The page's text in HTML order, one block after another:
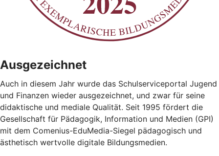
Ausgezeichnet
Auch in diesem Jahr wurde das Schulserviceportal Jugend
und Finanzen wieder ausgezeichnet, und zwar für seine
didaktische und mediale Qualität. Seit 1995 fördert die
Gesellschaft für Pädagogik, Information und Medien (GPI)
mit dem Comenius-EduMedia-Siegel pädagogisch und
ästhetisch wertvolle digitale Bildungsmedien.